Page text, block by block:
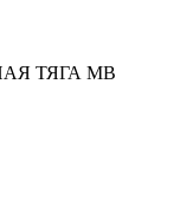
ТЯГА MB